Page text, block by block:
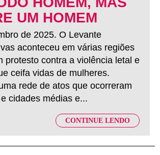
UM HOMEM
de 2025. O Levante
aconteceu em várias regiões
protesto contra a violência letal e
ceifa vidas de mulheres.
rede de atos que ocorreram
cidades médias e...
CONTINUE LENDO